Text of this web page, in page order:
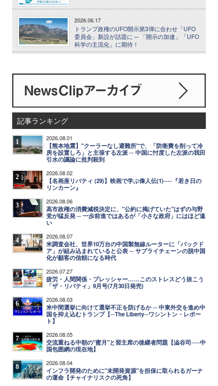
2026.06.17
トランプ政権のUFO開示第3弾に合わせ「UFO
委員会」新設が話題に ─ 「開示の加速」「UFO
科学の主流化」に期待！
記事ランキング
1 2026.08.01
【熊本地震】"クーラーなし避難所"で、「防衛費を削って冷
房を設置しろ」と主張する左派 ─ 中国に忖度した左派の我田
引水の議論に批判殺到
2 2026.08.02
【名画座リバティ (29)】映画で学ぶ偉人伝(1)──『若き日の
リンカーン』
3 2026.08.06
高市政権の消費減税決定に、"公約に掲げていた"はずの与野
党が猛反発 ─ 一歩前進ではあるが「小さな政府」にはほど遠
い
4 2026.08.07
米調査会社、世界10万台の中国製無線ルーターに「バックド
ア」が組み込まれていると公表 ─ サプライチェーンの脱中国
化が顧客の信頼になる時代
5 2026.07.27
疲労・人間関係・プレッシャー……このストレスどう抜こう
「ザ・リバティ」9月号(7月30日発売)
6 2026.08.03
米中間選挙に向けて選挙不正を防げるか ─ 中東外交を進め中
国を抑え込むトランプ【─The Liberty─ワシントン・レポー
ト】
7 2026.08.05
交流重ねる中朝の"蜜月"と習主席の後継者問題【澁谷司──中
国包囲網の現在地】
8 2026.08.04
インフラ開発のために"未開発資源"を担保に取られるガーナ
の運命【チャイナリスクの死角】